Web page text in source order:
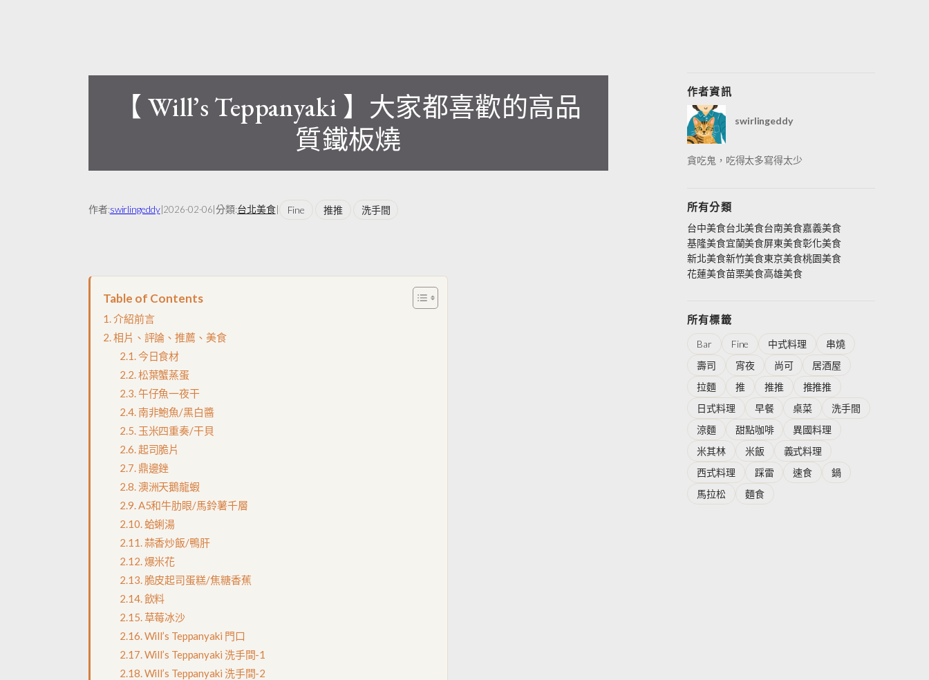
【 Will’s Teppanyaki 】大家都喜歡的高品
質鐵板燒
作者:swirlingeddy|2026-02-06|分類:台北美食| Fine 推推 洗手間
Table of Contents
介紹前言
相片、評論、推薦、美食
今日食材
松葉蟹蒸蛋
午仔魚一夜干
南非鮑魚/黑白醬
玉米四重奏/干貝
起司脆片
鼎邊銼
澳洲天鵝龍蝦
A5和牛肋眼/馬鈴薯千層
蛤蜊湯
蒜香炒飯/鴨肝
爆米花
脆皮起司蛋糕/焦糖香蕉
飲料
草莓冰沙
Will’s Teppanyaki 門口
Will’s Teppanyaki 洗手間-1
Will’s Teppanyaki 洗手間-2
作者資訊
swirlingeddy
貪吃鬼，吃得太多寫得太少
所有分類
台中美食台北美食台南美食嘉義美食
基隆美食宜蘭美食屏東美食彰化美食
新北美食新竹美食東京美食桃園美食
花蓮美食苗栗美食高雄美食
所有標籤
Bar Fine 中式料理
串燒
壽司
宵夜 尚可
居酒屋
拉麵
推 推推
推推推
日式料理
早餐 桌菜
洗手間
涼麵
甜點咖啡
異國料理
米其林
米飯
義式料理
西式料理
踩雷 速食
鍋
馬拉松
麵食